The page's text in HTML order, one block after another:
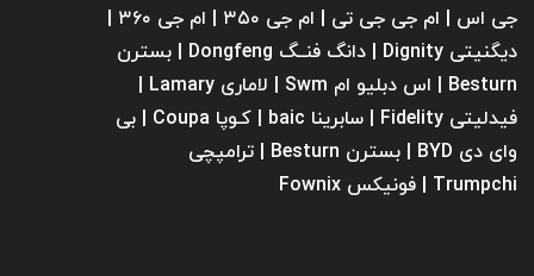
دیگنیتی Dignity | دانگ فنــگ Dongfeng | بسترن
فیدلیتی Fidelity | سابرینا ‌baic | کـوپا Coupa | بی
وای دی BYD | بسترن Besturn | ترامپچی
Trumpchi | فونیکس Fownix